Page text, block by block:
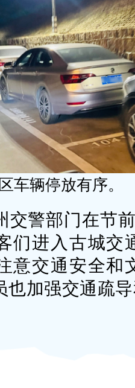
车辆停放有序。
交警部门在节
们进入古城交
意交通安全和
也加强交通疏